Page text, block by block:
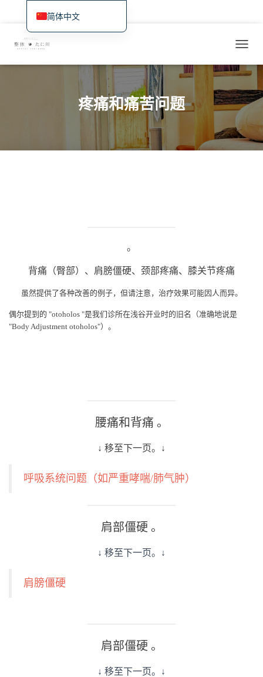
最新信息、空房情况和网络预订
换
导
疼痛和痛苦问题
。
背痛（臀部）、肩膀僵硬、颈部疼痛、膝关节疼痛
虽然提供了各种改善的例子，但请注意，治疗效果可能因人而异。
偶尔提到的 "otoholos "是我们诊所在浅谷开业时的旧名（准确地说是
"Body Adjustment otoholos"）。
腰痛和背痛 。
↓ 移至下一页。↓
呼吸系统问题（如严重哮喘/肺气肿）
肩部僵硬 。
↓ 移至下一页。↓
肩膀僵硬
肩部僵硬 。
↓ 移至下一页。↓
简体中文
日本語
Português (AO90)